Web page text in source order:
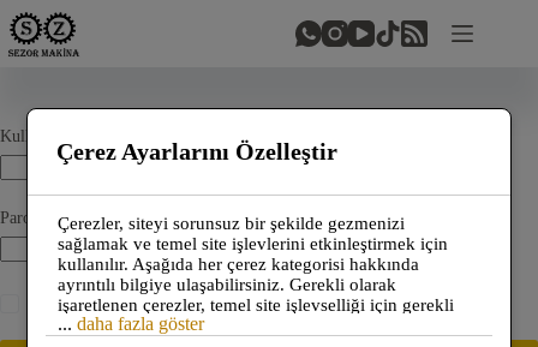
Skip
to
content
Kullanıcı adı veya e-posta adresi Gerekli
Parola Gerekli
Beni hatırla
Çerez Ayarlarını Özelleştir
Çerezler, siteyi sorunsuz bir şekilde gezmenizi
sağlamak ve temel site işlevlerini etkinleştirmek için
kullanılır. Aşağıda her çerez kategorisi hakkında
ayrıntılı bilgiye ulaşabilirsiniz. Gerekli olarak
işaretlenen çerezler, temel site işlevselliği için gerekli
olduğundan tarayıcınızda saklanır. Bu çerezler, GDPR
...daha fazla göster